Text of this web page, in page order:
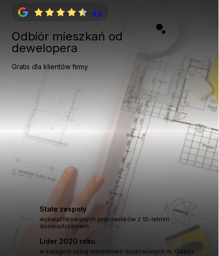
4.6
Odbiór mieszkań od
dewelopera
Gratis dla klientów firmy
Stałe zespoły
wykwalifikowanych pracowników z 10-letnim
doświadczeniem
Lider 2020 roku
w kategorii usług remontowo-budowlanych m. Odesa